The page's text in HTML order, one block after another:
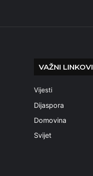
VAŽNI LINKOVI
Vijesti
Dijaspora
Domovina
Svijet